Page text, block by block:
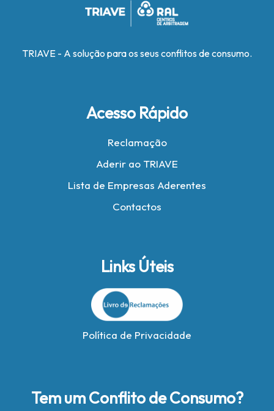
TRIAVE - A solução para os seus conflitos de consumo.
Acesso Rápido
Reclamação
Aderir ao TRIAVE
Lista de Empresas Aderentes
Contactos
Links Úteis
Política de Privacidade
Tem um Conflito de Consumo?